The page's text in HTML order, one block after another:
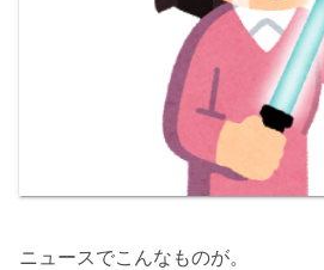
ニュースでこんなものが。